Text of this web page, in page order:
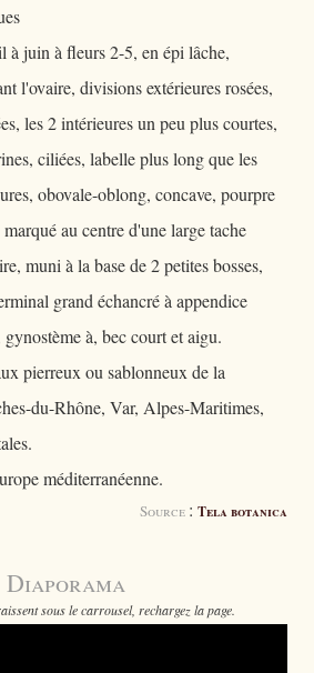
à juin à fleurs 2-5, en épi lâche,
l'ovaire, divisions extérieures rosées,
les 2 intérieures un peu plus courtes,
ciliées, labelle plus long que les
obovale-oblong, concave, pourpre
au centre d'une large tache
muni à la base de 2 petites bosses,
grand échancré à appendice
gynostème à, bec court et aigu.
pierreux ou sablonneux de la
du-Rhône, Var, Alpes-Maritimes,
méditerranéenne.
Source : Tela botanica
Diaporama
sous le carrousel, rechargez la page.